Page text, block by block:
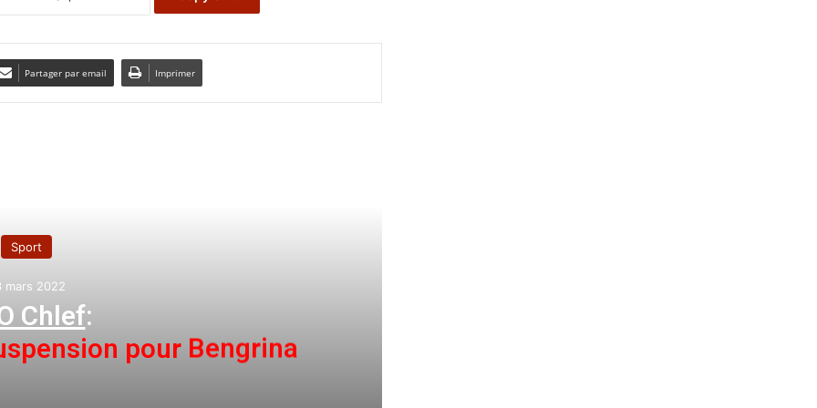
Partager par email Imprimer
Mascara : l’entraineur Yessaâd confiant avant
le rendez-vous de Mecheria